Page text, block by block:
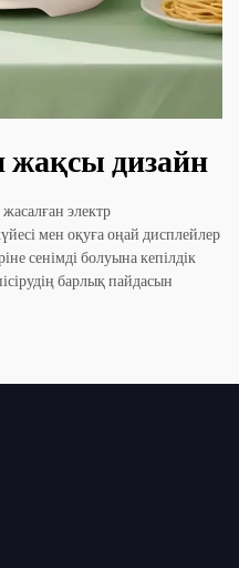
дизайн
электр
мен оқуға оңай дисплейлер
сенімді болуына кепілдік
барлық пайдасын